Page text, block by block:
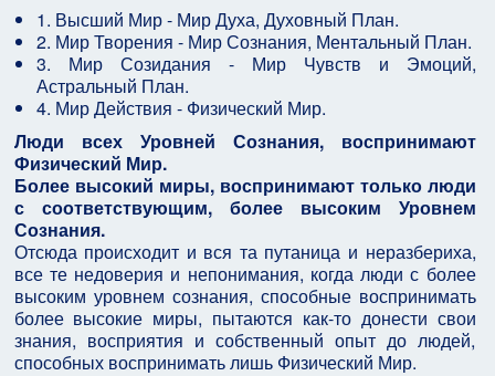
1. Высший Мир - Мир Духа, Духовный План.
2. Мир Творения - Мир Сознания, Ментальный План.
3. Мир Созидания - Мир Чувств и Эмоций,
Астральный План.
4. Мир Действия - Физический Мир.
Люди всех Уровней Сознания, воспринимают
Физический Мир.
Более высокий миры, воспринимают только люди
с соответствующим, более высоким Уровнем
Сознания.
Отсюда происходит и вся та путаница и неразбериха,
все те недоверия и непонимания, когда люди с более
высоким уровнем сознания, способные воспринимать
более высокие миры, пытаются как-то донести свои
знания, восприятия и собственный опыт до людей,
способных воспринимать лишь Физический Мир.